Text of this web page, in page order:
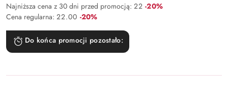
Najniższa cena z 30 dni przed promocją: 22 Rabat:
-20%
Cena regularna: 22.00 Rabat:
-20%
Do końca promocji pozostało: